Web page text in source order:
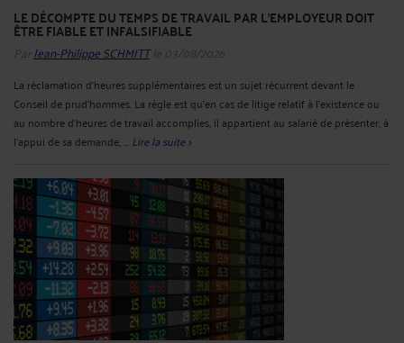
LE DÉCOMPTE DU TEMPS DE TRAVAIL PAR L'EMPLOYEUR DOIT
ÊTRE FIABLE ET INFALSIFIABLE
Par Jean-Philippe SCHMITTle 03/08/2026
La réclamation d’heures supplémentaires est un sujet récurrent devant le
Conseil de prud’hommes. La règle est qu’en cas de litige relatif à l’existence ou
au nombre d’heures de travail accomplies, il appartient au salarié de présenter, à
l’appui de sa demande, ... Lire la suite >